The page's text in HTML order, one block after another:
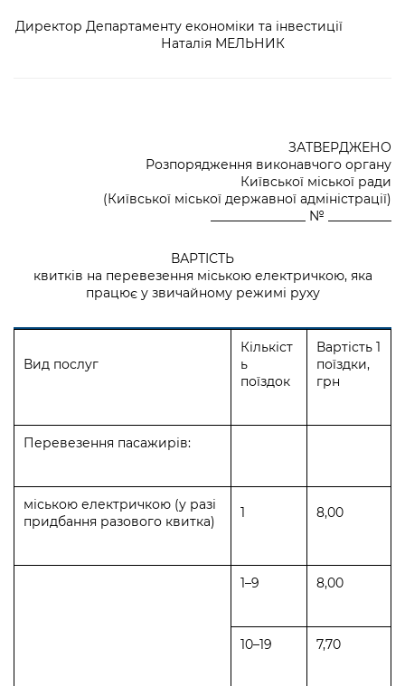
транспортного ресурсу носія
електронного квитка)
30–39 7,10
6,50
Директор Департаменту економіки та інвестиції
Наталія МЕЛЬНИК
ЗАТВЕРДЖЕНО
Розпорядження виконавчого органу
Київської міської ради
(Київської міської державної адміністрації)
_______________ № __________
ВАРТІСТЬ
квитків на перевезення міською електричкою, яка
працює у звичайному режимі руху
Вид послуг
Кількіст
ь
поїздок
Вартість 1
поїздки,
грн
Перевезення пасажирів:
міською електричкою (у разі
придбання разового квитка)
1 8,00
1–9 8,00
10–19 7,70